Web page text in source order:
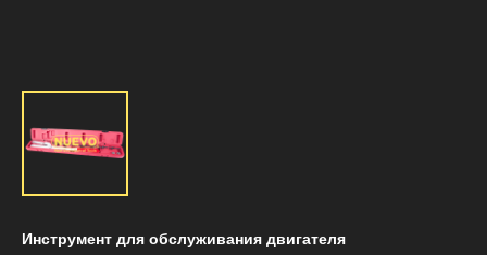
Инструмент для обслуживания двигателя